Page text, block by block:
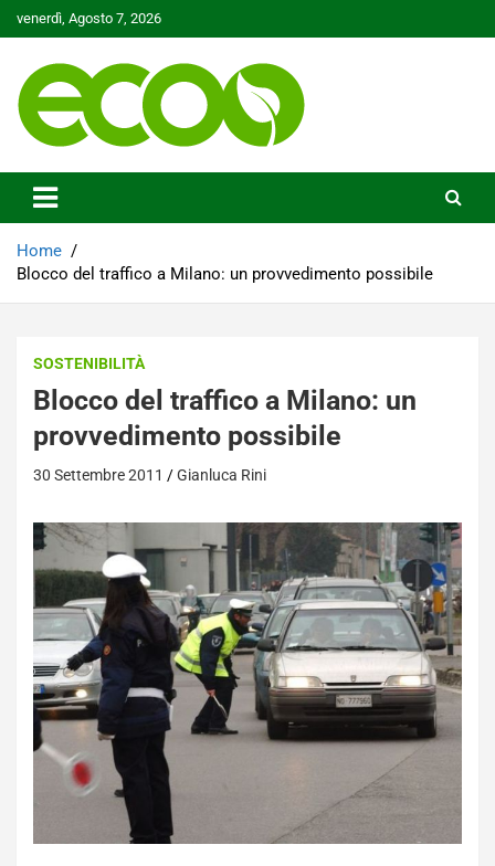
to
venerdì, Agosto 7, 2026
Ecoo.it
Home
Blocco del traffico a Milano: un provvedimento possibile
SOSTENIBILITÀ
Blocco del traffico a Milano: un
provvedimento possibile
30 Settembre 2011 Gianluca Rini